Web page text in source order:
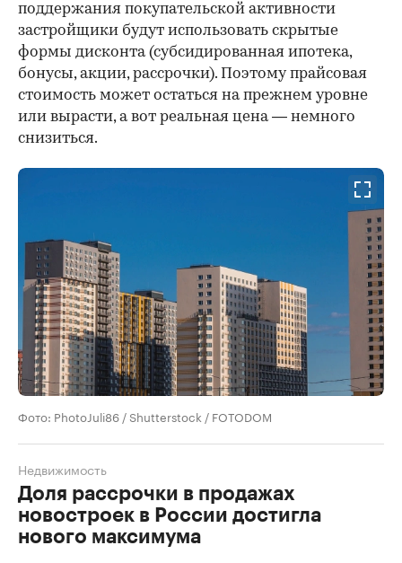
поддержания покупательской активности
застройщики будут использовать скрытые
формы дисконта (субсидированная ипотека,
бонусы, акции, рассрочки). Поэтому прайсовая
стоимость может остаться на прежнем уровне
или вырасти, а вот реальная цена — немного
снизиться.
Фото: PhotoJuli86 / Shutterstock / FOTODOM
Доля рассрочки в продажах
новостроек в России достигла
нового максимума
Недвижимость